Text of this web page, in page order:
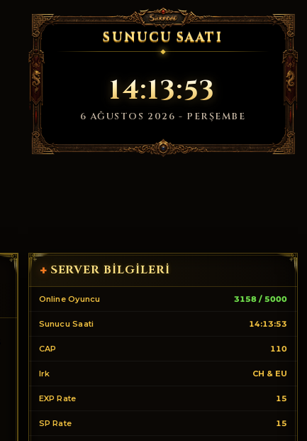
SUNUCU SAATI
14:13:53
6 AĞUSTOS 2026 - PERŞEMBE
+ SERVER BILGILERI
Online Oyuncu 3158 / 5000
Sunucu Saati 14:13:53
CAP 110
Irk CH & EU
EXP Rate 15
SP Rate 15